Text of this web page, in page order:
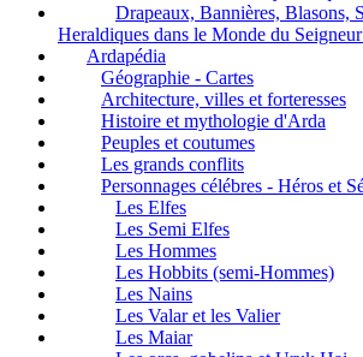
Drapeaux, Bannières, Blasons,
Heraldiques dans le Monde du
Ardapédia
Géographie - Cartes
Architecture, villes et forteresses
Histoire et mythologie d'Arda
Peuples et coutumes
Les grands conflits
Personnages célébres - Héros et
Les Elfes
Les Semi Elfes
Les Hommes
Les Hobbits (semi-Hommes)
Les Nains
Les Valar et les Valier
Les Maiar